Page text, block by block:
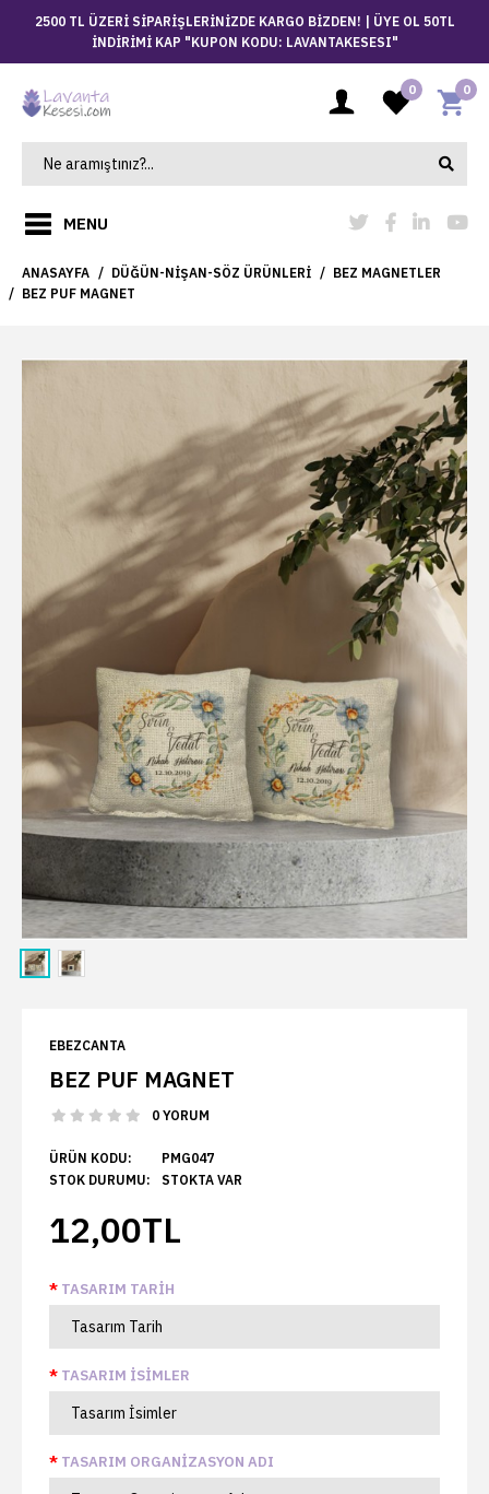
2500 TL ÜZERİ SİPARİŞLERİNİZDE KARGO BİZDEN! | ÜYE OL 50TL
İNDİRİMİ KAP "KUPON KODU: LAVANTAKESESI"
0 0
MENU
ANASAYFA DÜĞÜN-NIŞAN-SÖZ ÜRÜNLERI
BEZ MAGNETLER
BEZ PUF MAGNET
EBEZCANTA
BEZ PUF MAGNET
0 YORUM
ÜRÜN KODU:
STOK DURUMU:
PMG047
STOKTA VAR
12,00TL
TASARIM TARIH
TASARIM İSIMLER
TASARIM ORGANIZASYON ADI